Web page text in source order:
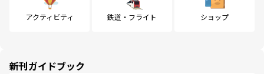
アクティビティ 鉄道・フライト ショップ
新刊ガイドブック